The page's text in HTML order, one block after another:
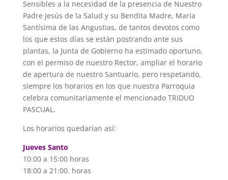
Sensibles a la necesidad de la presencia de Nuestro
Padre Jesús de la Salud y su Bendita Madre, María
Santísima de las Angustias, de tantos devotos como
los que estos días se están postrando ante sus
plantas, la Junta de Gobierno ha estimado oportuno,
con el permiso de nuestro Rector, ampliar el horario
de apertura de nuestro Santuario, pero respetando,
siempre los horarios en los que nuestra Parroquia
celebra comunitariamente el mencionado TRIDUO
PASCUAL.
Los horarios quedarían así:
Jueves Santo
10:00 a 15:00 horas
18:00 a 21:00. horas